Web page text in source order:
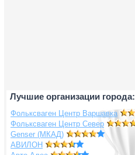
Лучшие организации города:
Фольксваген Центр Варшавка
Фольксваген Центр Север
Genser (МКАД)
АВИЛОН